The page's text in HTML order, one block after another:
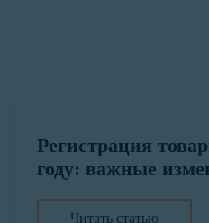
Регистрация
году: важные
Читать статью